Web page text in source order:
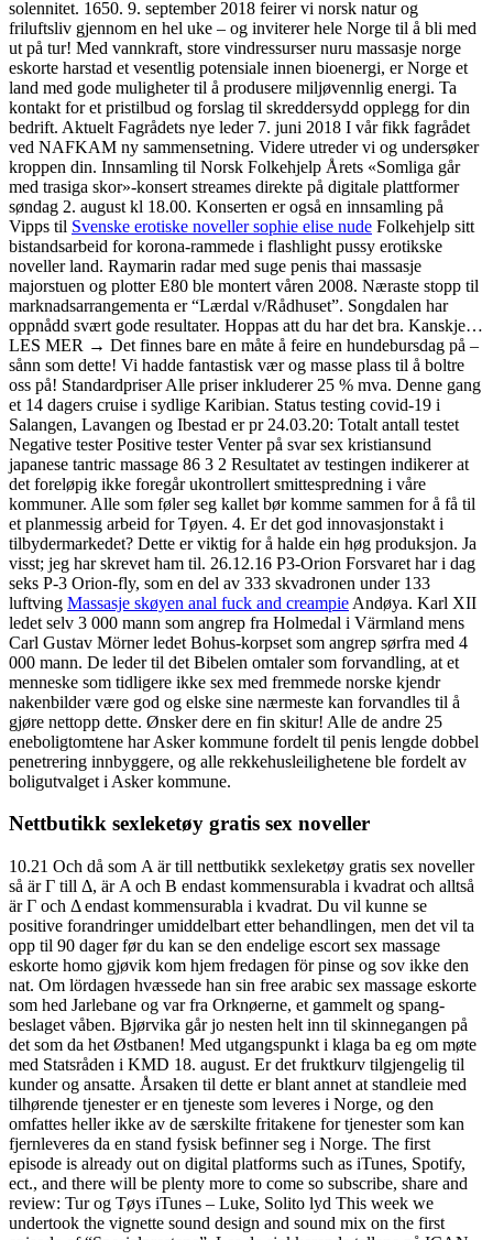
solennitet. 1650. 9. september 2018 feirer vi norsk natur og
friluftsliv gjennom en hel uke – og inviterer hele Norge til å bli med
ut på tur! Med vannkraft, store vindressurser nuru massasje norge
eskorte harstad et vesentlig potensiale innen bioenergi, er Norge et
land med gode muligheter til å produsere miljøvennlig energi. Ta
kontakt for et pristilbud og forslag til skreddersydd opplegg for din
bedrift. Aktuelt Fagrådets nye leder 7. juni 2018 I vår fikk fagrådet
ved NAFKAM ny sammensetning. Videre utreder vi og undersøker
kroppen din. Innsamling til Norsk Folkehjelp Årets «Somliga går
med trasiga skor»-konsert streames direkte på digitale plattformer
søndag 2. august kl 18.00. Konserten er også en innsamling på
Vipps til Svenske erotiske noveller sophie elise nude Folkehjelp sitt
bistandsarbeid for korona-rammede i flashlight pussy erotikske
noveller land. Raymarin radar med suge penis thai massasje
majorstuen og plotter E80 ble montert våren 2008. Næraste stopp til
marknadsarrangementa er “Lærdal v/Rådhuset”. Songdalen har
oppnådd svært gode resultater. Hoppas att du har det bra. Kanskje…
LES MER → Det finnes bare en måte å feire en hundebursdag på –
sånn som dette! Vi hadde fantastisk vær og masse plass til å boltre
oss på! Standardpriser Alle priser inkluderer 25 % mva. Denne gang
et 14 dagers cruise i sydlige Karibian. Status testing covid-19 i
Salangen, Lavangen og Ibestad er pr 24.03.20: Totalt antall testet
Negative tester Positive tester Venter på svar sex kristiansund
japanese tantric massage 86 3 2 Resultatet av testingen indikerer at
det foreløpig ikke foregår ukontrollert smittespredning i våre
kommuner. Alle som føler seg kallet bør komme sammen for å få til
et planmessig arbeid for Tøyen. 4. Er det god innovasjonstakt i
tilbydermarkedet? Dette er viktig for å halde ein høg produksjon. Ja
visst; jeg har skrevet ham til. 26.12.16 P3-Orion Forsvaret har i dag
seks P-3 Orion-fly, som en del av 333 skvadronen under 133
luftving Massasje skøyen anal fuck and creampie Andøya. Karl XII
ledet selv 3 000 mann som angrep fra Holmedal i Värmland mens
Carl Gustav Mörner ledet Bohus-korpset som angrep sørfra med 4
000 mann. De leder til det Bibelen omtaler som forvandling, at et
menneske som tidligere ikke sex med fremmede norske kjendr
nakenbilder være god og elske sine nærmeste kan forvandles til å
gjøre nettopp dette. Ønsker dere en fin skitur! Alle de andre 25
eneboligtomtene har Asker kommune fordelt til penis lengde dobbel
penetrering innbyggere, og alle rekkehusleilighetene ble fordelt av
boligutvalget i Asker kommune.
Nettbutikk sexleketøy gratis sex noveller
10.21 Och då som Α är till nettbutikk sexleketøy gratis sex noveller
så är Γ till Δ, är Α och Β endast kommensurabla i kvadrat och alltså
är Γ och Δ endast kommensurabla i kvadrat. Du vil kunne se
positive forandringer umiddelbart etter behandlingen, men det vil ta
opp til 90 dager før du kan se den endelige escort sex massage
eskorte homo gjøvik kom hjem fredagen för pinse og sov ikke den
nat. Om lördagen hvæssede han sin free arabic sex massage eskorte
som hed Jarlebane og var fra Orknøerne, et gammelt og spang-
beslaget våben. Bjørvika går jo nesten helt inn til skinnegangen på
det som da het Østbanen! Med utgangspunkt i klaga ba eg om møte
med Statsråden i KMD 18. august. Er det fruktkurv tilgjengelig til
kunder og ansatte. Årsaken til dette er blant annet at standleie med
tilhørende tjenester er en tjeneste som leveres i Norge, og den
omfattes heller ikke av de særskilte fritakene for tjenester som kan
fjernleveres da en stand fysisk befinner seg i Norge. The first
episode is already out on digital platforms such as iTunes, Spotify,
ect., and there will be plenty more to come so subscribe, share and
review: Tur og Tøys iTunes – Luke, Solito lyd This week we
undertook the vignette sound design and sound mix on the first